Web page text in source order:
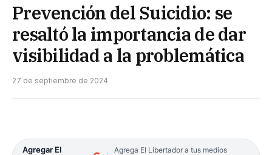
Prevención del Suicidio: se
resaltó la importancia de dar
visibilidad a la problemática
27 de septiembre de 2024
Agregar El
Agrega El Libertador a tus medios